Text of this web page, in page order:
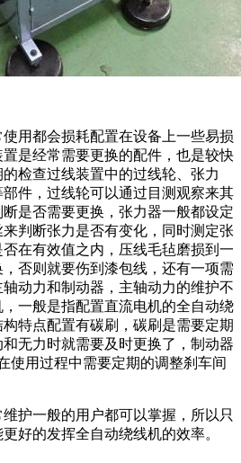
都会损耗配置在设备上一些易损
是经常需要更换的配件，也是较快
检查过线装置中的过线轮、张力
件，过线轮可以通过目测观察来其
是否需要更换，张力器一般都设定
判断张力是否有变化，同时测定张
在有效值之内，压线毛毡磨损到一
否则就要伤到漆包线，还有一项需
动力和制动器，主轴动力的维护不
一般是指配置直流电机的全自动绕
特点配置有碳刷，碳刷是需要定期
无力时就需要及时更换了，制动器
使用过程中需要定期的调整刹车间
一般的用户都可以掌握，所以只
好的发挥全自动绕线机的效率。